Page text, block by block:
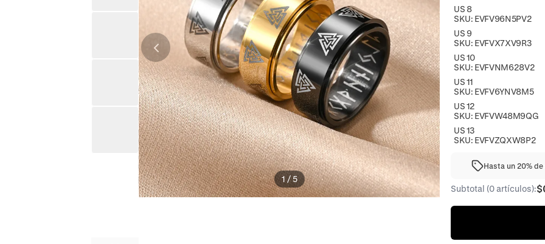
1 /5
US 8
SKU: EVFV96N5PV2
US 9
SKU: EVFVX7XV9R3
US 10
SKU: EVFVNM628V2
US 11
SKU: EVFV6YNV8M5
US 12
SKU: EVFVW48M9QG
US 13
SKU: EVFVZQXW8P2
Hasta un 20%
Subtotal (0 artículos):